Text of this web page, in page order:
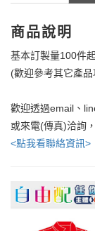
商品說明
基本訂製量100件起
(歡迎參考其它產
歡迎透過email、
或來電(傳真)洽詢
<點我看聯絡資訊>